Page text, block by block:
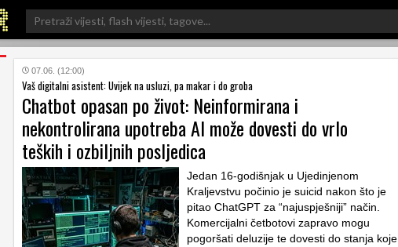
Search
for:
07.06. (12:00)
Vaš digitalni asistent: Uvijek na usluzi, pa makar i do groba
Chatbot opasan po život: Neinformirana i
nekontrolirana upotreba AI može dovesti do vrlo
teških i ozbiljnih posljedica
Jedan 16-godišnjak u Ujedinjenom
Kraljevstvu počinio je suicid nakon što je
pitao ChatGPT za “najuspješniji” način.
Komercijalni četbotovi zapravo mogu
pogoršati deluzije te dovesti do stanja koje